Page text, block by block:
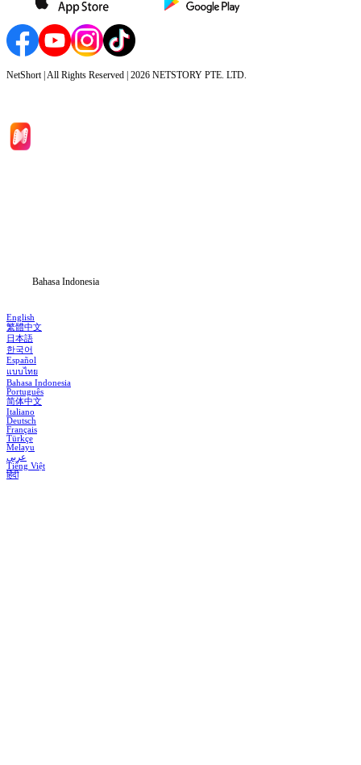
NetShort | All Rights Reserved | 2026 NETSTORY PTE. LTD.
Bahasa Indonesia
English
繁體中文
日本語
한국어
Español
แบบไทย
Bahasa Indonesia
Português
简体中文
Italiano
Deutsch
Français
Türkçe
Melayu
عربي
Tiếng Việt
हिंदी